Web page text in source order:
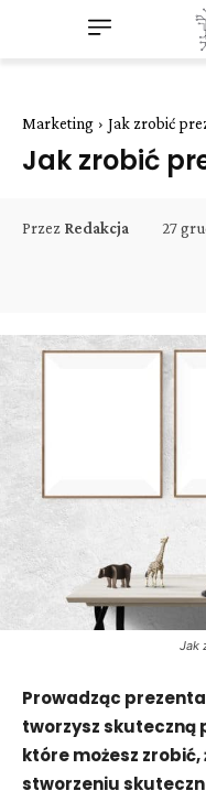
Marketing Jak zrobić
Jak zrobić
Przez Redakcja 27
Jak
Prowadząc
tworzysz skuteczną
które możesz
stworzeniu